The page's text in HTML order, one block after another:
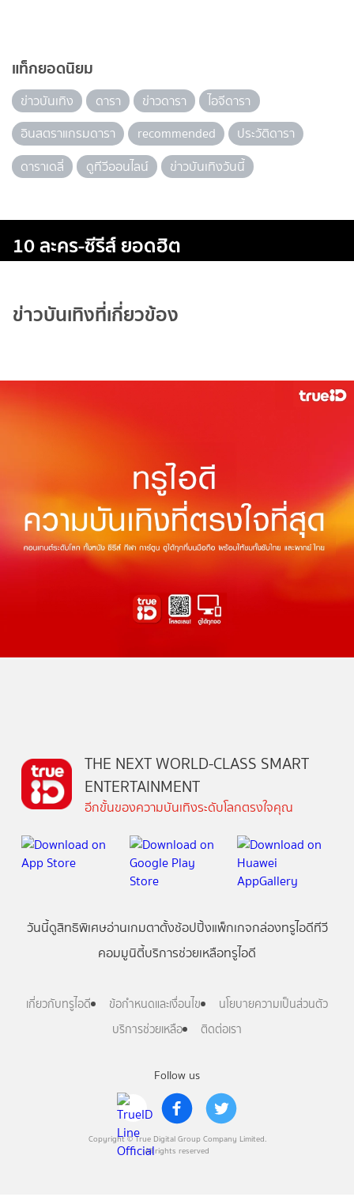
แท็กยอดนิยม
ข่าวบันเทิง ดารา ข่าวดารา
ไอจีดารา
อินสตราแกรมดารา
recommended
ประวัติดารา
ดาราเดลี่
ดูทีวีออนไลน์ ข่าวบันเทิงวันนี้
10 ละคร-ซีรีส์ ยอดฮิต
ข่าวบันเทิงที่เกี่ยวข้อง
Follow us
Copyright © True Digital Group Company Limited.
All rights reserved
THE NEXT WORLD-CLASS SMART
ENTERTAINMENT
อีกขั้นของความบันเทิงระดับโลกตรงใจคุณ
วันนี้ดูสิทธิพิเศษอ่านเกมตาตั้งช้อปปิ้งแพ็กเกจกล่องทรูไอดีทีวี
คอมมูนิตี้บริการช่วยเหลือทรูไอดี
เกี่ยวกับทรูไอดี ข้อกำหนดและเงื่อนไข
นโยบายความเป็นส่วนตัว
บริการช่วยเหลือ
ติดต่อเรา